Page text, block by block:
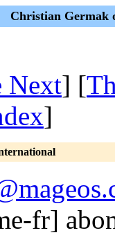
Christian Germak
Next] [
]
fr]